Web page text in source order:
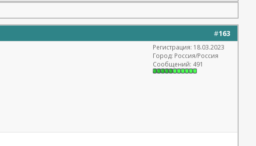
#163
Регистрация: 18.03.2023
Город: Россия/Россия
Сообщений: 491